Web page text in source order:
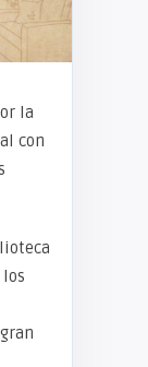
la
con